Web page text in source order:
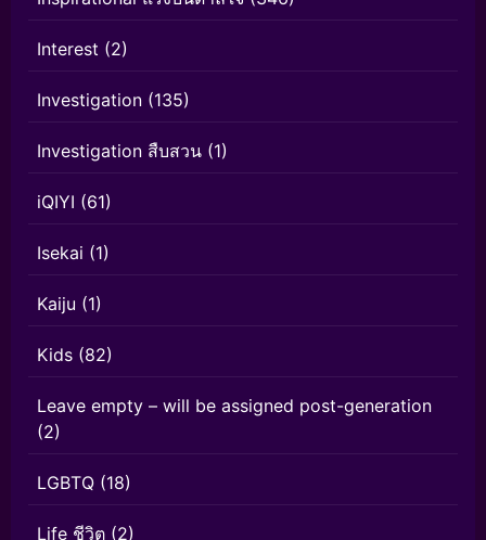
Interest (2)
Investigation (135)
Investigation สืบสวน (1)
iQIYI (61)
Isekai (1)
Kaiju (1)
Kids (82)
Leave empty – will be assigned post-generation
(2)
LGBTQ (18)
Life ชีวิต (2)